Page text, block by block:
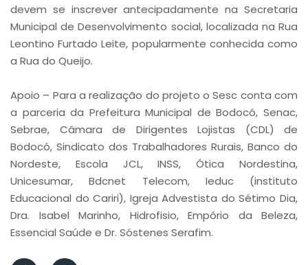
devem se inscrever antecipadamente na Secretaria
Municipal de Desenvolvimento social, localizada na Rua
Leontino Furtado Leite, popularmente conhecida como
a Rua do Queijo.
Apoio – Para a realização do projeto o Sesc conta com
a parceria da Prefeitura Municipal de Bodocó, Senac,
Sebrae, Câmara de Dirigentes Lojistas (CDL) de
Bodocó, Sindicato dos Trabalhadores Rurais, Banco do
Nordeste, Escola JCL, INSS, Ótica Nordestina,
Unicesumar, Bdcnet Telecom, Ieduc (instituto
Educacional do Cariri), Igreja Advestista do Sétimo Dia,
Dra. Isabel Marinho, Hidrofisio, Empório da Beleza,
Essencial Saúde e Dr. Sóstenes Serafim.